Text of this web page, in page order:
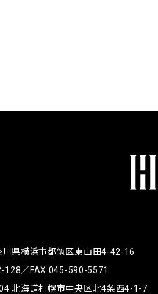
会
ー
川県横浜市都筑区東山田4-42-16
128／FAX 045-590-5571
北海道札幌市中央区北4条西4-1-7